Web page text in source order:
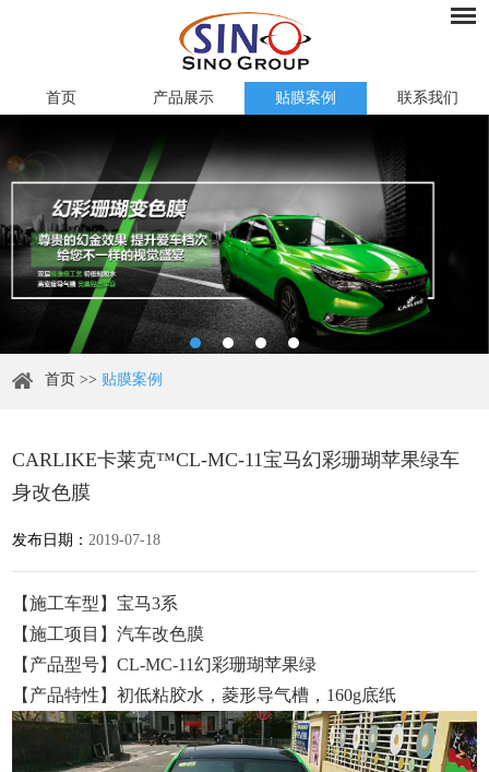
首页 产品展示 贴膜案例 联系我们
首页 >> 贴膜案例
CARLIKE卡莱克™CL-MC-11宝马幻彩珊瑚苹果绿车
身改色膜
发布日期： 2019-07-18
【施工车型】宝马3系
【施工项目】汽车改色膜
【产品型号】CL-MC-11幻彩珊瑚苹果绿
【产品特性】初低粘胶水，菱形导气槽，160g底纸